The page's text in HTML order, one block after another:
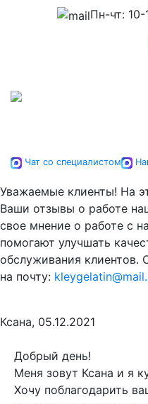
Пн-чт:
Чат со специалистом
Уважаемые клиенты! На
Ваши отзывы о работе
свое мнение о работе с
помогают улучшать
обслуживания клиентов.
на почту:
Ксана, 05.12.2021
Добрый день!
Меня зовут Ксана и я
Хочу поблагодарить